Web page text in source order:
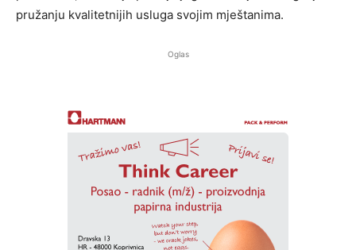
pružanju kvalitetnijih usluga svojim mještanima.
Oglas